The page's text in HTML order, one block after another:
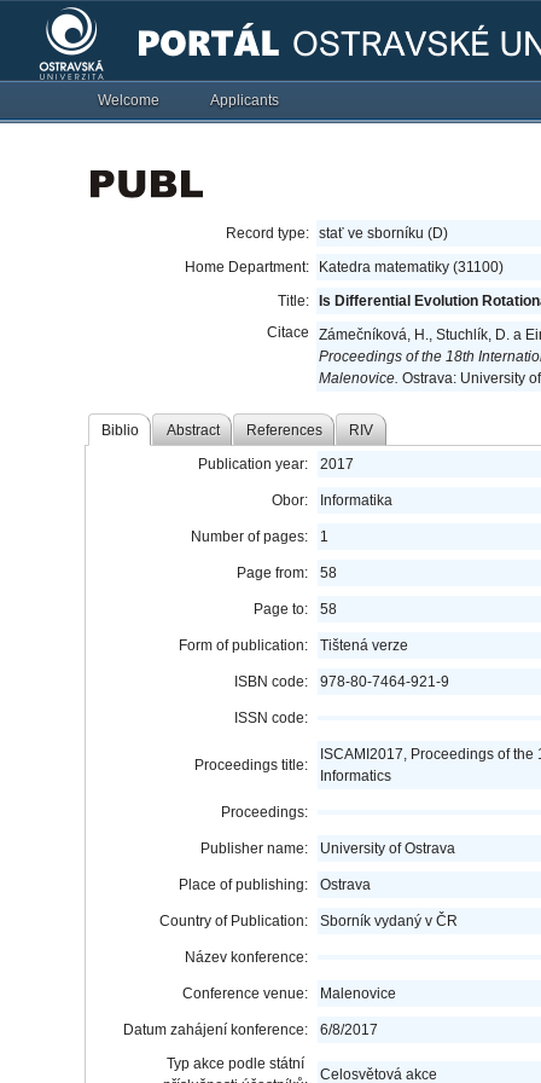
Welcome Applicants
Record type: stať ve sborníku (D)
Home Department:
Katedra matematiky (31100)
Title:
Is Differential Evolution
Citace
Zámečníková, H., Stuchlík, D. a
Proceedings of the 18th
Malenovice. Ostrava: University
Biblio Abstract References RIV
Publication year: 2017
Obor: Informatika
Number of pages: 1
Page from: 58
Page to: 58
Form of publication: Tištená verze
ISBN code: 978-80-7464-921-9
ISSN code:
Proceedings title:
ISCAMI2017, Proceedings of
Informatics
Proceedings:
Publisher name: University of Ostrava
Place of publishing: Ostrava
Country of Publication: Sborník vydaný v ČR
Název konference:
Conference venue: Malenovice
Datum zahájení konference:
6/8/2017
Typ akce podle státní
Celosvětová akce